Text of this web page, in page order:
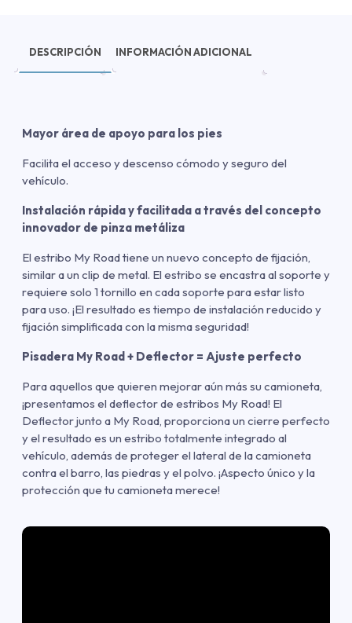
DESCRIPCIÓN INFORMACIÓN ADICIONAL
Mayor área de apoyo para los pies
Facilita el acceso y descenso cómodo y seguro del
vehículo.
Instalación rápida y facilitada a través del concepto
innovador de pinza metáliza
El estribo My Road tiene un nuevo concepto de fijación,
similar a un clip de metal. El estribo se encastra al soporte y
requiere solo 1 tornillo en cada soporte para estar listo
para uso. ¡El resultado es tiempo de instalación reducido y
fijación simplificada con la misma seguridad!
Pisadera My Road + Deflector = Ajuste perfecto
Para aquellos que quieren mejorar aún más su camioneta,
¡presentamos el deflector de estribos My Road! El
Deflector junto a My Road, proporciona un cierre perfecto
y el resultado es un estribo totalmente integrado al
vehículo, además de proteger el lateral de la camioneta
contra el barro, las piedras y el polvo. ¡Aspecto único y la
protección que tu camioneta merece!